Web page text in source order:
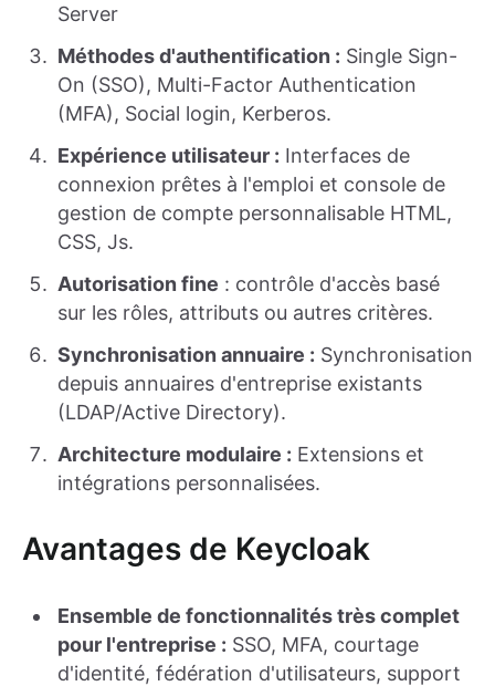
Server
Méthodes d'authentification : Single Sign-
On (SSO), Multi-Factor Authentication
(MFA), Social login, Kerberos.
Expérience utilisateur : Interfaces de
connexion prêtes à l'emploi et console de
gestion de compte personnalisable HTML,
CSS, Js.
Autorisation fine : contrôle d'accès basé
sur les rôles, attributs ou autres critères.
Synchronisation annuaire : Synchronisation
depuis annuaires d'entreprise existants
(LDAP/Active Directory).
Architecture modulaire : Extensions et
intégrations personnalisées.
Avantages de Keycloak
Ensemble de fonctionnalités très complet
pour l'entreprise : SSO, MFA, courtage
d'identité, fédération d'utilisateurs, support